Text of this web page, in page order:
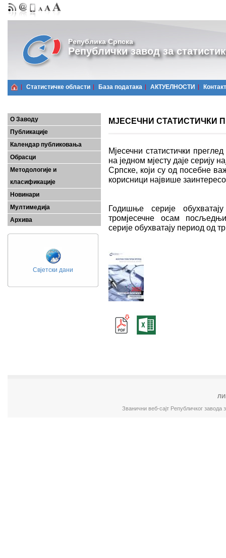
Република Српска
Републички завод за
Статистичке области Базa података АКТУЕЛНОСТИ Контакт
О Заводу
Публикације
Календар публиковања
Обрасци
Методологије и
класификације
Новинари
Мултимедија
Архива
Свјетски дани
МЈЕСЕЧНИ СТАТИСТИЧКИ
Мјесечни статистички
на једном мјесту даје серију
Српске, који су од посебне
корисници највише
Годишње серије
тромјесечне осам
серије обухватају период од
Званични веб-сајт Републичког